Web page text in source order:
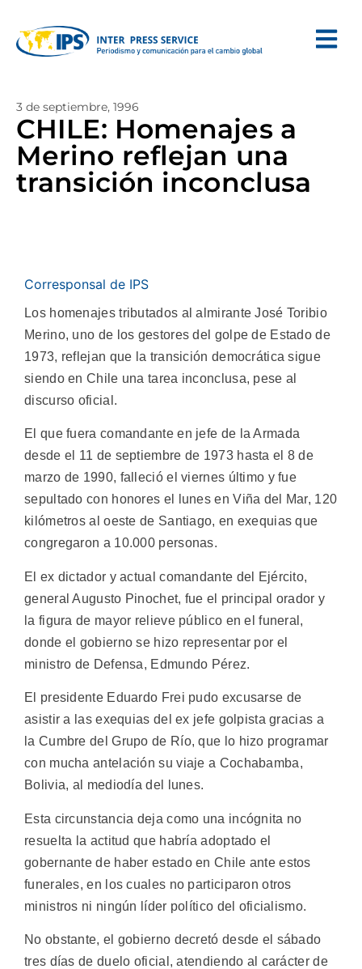
3 de septiembre, 1996
CHILE: Homenajes a
Merino reflejan una
transición inconclusa
Corresponsal de IPS
Los homenajes tributados al almirante José Toribio
Merino, uno de los gestores del golpe de Estado de
1973, reflejan que la transición democrática sigue
siendo en Chile una tarea inconclusa, pese al
discurso oficial.
El que fuera comandante en jefe de la Armada
desde el 11 de septiembre de 1973 hasta el 8 de
marzo de 1990, falleció el viernes último y fue
sepultado con honores el lunes en Viña del Mar, 120
kilómetros al oeste de Santiago, en exequias que
congregaron a 10.000 personas.
El ex dictador y actual comandante del Ejército,
general Augusto Pinochet, fue el principal orador y
la figura de mayor relieve público en el funeral,
donde el gobierno se hizo representar por el
ministro de Defensa, Edmundo Pérez.
El presidente Eduardo Frei pudo excusarse de
asistir a las exequias del ex jefe golpista gracias a
la Cumbre del Grupo de Río, que lo hizo programar
con mucha antelación su viaje a Cochabamba,
Bolivia, al mediodía del lunes.
Esta circunstancia deja como una incógnita no
resuelta la actitud que habría adoptado el
gobernante de haber estado en Chile ante estos
funerales, en los cuales no participaron otros
ministros ni ningún líder político del oficialismo.
No obstante, el gobierno decretó desde el sábado
tres días de duelo oficial, atendiendo al carácter de